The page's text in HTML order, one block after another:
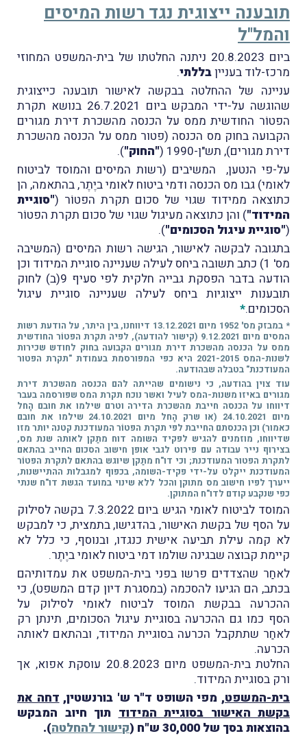
תובענה ייצוגית נגד רשות המיסים
והמל"ל
ביום 20.8.2023 ניתנה החלטתו של בית-המשפט המחוזי
מרכז-לוד בענייןבללתי.
עניינה של ההחלטה בבקשה לאישור תובענה כייצוגית
שהוגשה על-ידי המבקש ביום 26.7.2021 בנושא תקרת
הפטוֹר החודשית ממס על הכנסה מהשכרת דירת מגורים
הקבועה בחוק מס הכנסה (פטור ממס על הכנסה מהשכרת
דירת מגורים), תש"ן-1990 (
"החוק").
על-פי הנטען, המשיבים (רשות המיסים והמוסד לביטוח
לאומי) גבו מס הכנסה ודמי ביטוח לאומי ביֶתֶר, בהתאמה, הן
כתוצאה ממידוד שגוי של סכום תקרת הפטוֹר ("סוגיית
המידוד") והן כתוצאה מעיגול שגוי של סכום תקרת הפטוֹר
("סוגיית עיגול הסכומים").
בתגובה לבקשה לאישור, הגישה רשות המיסים (המשיבה
מס' 1) כתב תשובה ביחס לעילה שעניינה סוגיית המידוד וכן
הודעה בדבר הפסקת גבייה חלקית לפי סעיף 9(ב) לחוק
תובענות ייצוגיות ביחס לעילה שעניינה סוגיית עיגול
הסכומים.*
* במבזק מס' 1952 מיום 13.12.2021 דיווחנו, בין היתר, על הודעת רשות
המסים מיום 9.12.2021 (
קישור להודעה), לפיה תקרת הפטוֹר החודשית
ממס על הכנסה מהשכרת דירת מגורים הקבועה בחוק לחודש שכירות
לשנות-המס 2021-2015 היא כפי המפורסמת בעמודת "תקרת הפטור
המעודכנת" בטבלה שבהודעה.
עוד צוין בהודעה, כי נישומים שהייתה להם הכנסה מהשכרת דירת
מגורים באיזו משנות-המס לעיל ואשר נוכח תקרת המס שפורסמה בעבר
דיווחו על הכנסה חייבת מהשכרת הדירה וטרם שילמו את חובם הָחל
מיום 24.10.2021 (או שרק הָחל מיום 24.10.2021 שילמו את חובם
כאמור) וכן הכנסתם החייבת לפי תקרת הפטוֹר המעודכנת קטנה יותר מזו
שדיווחו, מוזמנים להגיש לפקיד השומה דוח מתַקן לאותה שנת מס,
בצירוף נייר עבודה עם פירוט לגבי אופן חישוב הסכום החייב בהתאם
לתקרת הפטור המעודכנת; וכי דו"ח מתַקן שיוגש בהתאם לתקרת הפטוֹר
המעודכנת ייקלט על-ידי פקיד-השומה, בכפוף למגבלות ההתיישנות,
ייערך לפיו חישוב מס מתוקן והכל ללא שינוי במועד הגשת דו"ח שנתי
כפי שנקבע קודם לדו"ח המתוקן.
המוסד לביטוח לאומי הגיש ביום 7.3.2022 בקשה לסילוק
על הסף של בקשת האישור, בהדגישו, בתמצית, כי למבקש
לא קמה עילת תביעה אישית כנגדו, ובנוסף, כי כלל לא
קיימת קבוצה שבגינה שולמו דמי ביטוח לאומי ביֶתֶר.
לאחַר שהצדדים פרשו בפני בית-המשפט את עמדותיהם
בכתב, הם הגיעו להסכמה (במסגרת דיון קדם המשפט), כי
ההכרעה בבקשת המוסד לביטוח לאומי לסילוק על
הסף כמו גם ההכרעה בסוגיית עיגול הסכומים, תינתן רק
לאחַר שתתקבל הכרעה בסוגיית המידוד, ובהתאם לאותה
הכרעה.
החלטת בית-המשפט מיום 20.8.2023 עוסקת אפוא, אך
ורק בסוגיית המידוד.
בית-המשפט, מפי השופט ד"ר ש' בורנשטין,דחה את
בקשת האישור בסוגיית המידודתוך חיוב המבקש
בהוצאות בסך של 30,000 ש"ח (
קישור להחלטה).